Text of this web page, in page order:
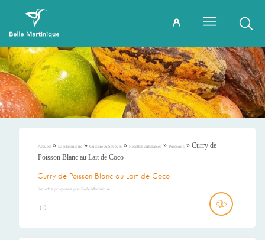
Accueil » La Martinique » Cuisine & Saveurs » Recettes antillaises » Poissons » Curry de
Poisson Blanc au Lait de Coco
Curry de Poisson Blanc au Lait de Coco
Recette proposée par Belle Martinique
(1)